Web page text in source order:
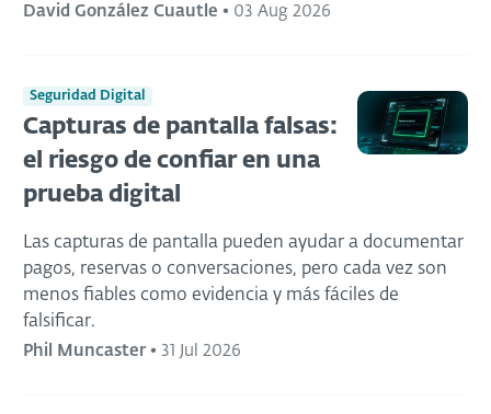
David González Cuautle • 03 Aug 2026
Seguridad Digital
Capturas de pantalla falsas:
el riesgo de confiar en una
prueba digital
Las capturas de pantalla pueden ayudar a documentar
pagos, reservas o conversaciones, pero cada vez son
menos fiables como evidencia y más fáciles de
falsificar.
Phil Muncaster• 31 Jul 2026